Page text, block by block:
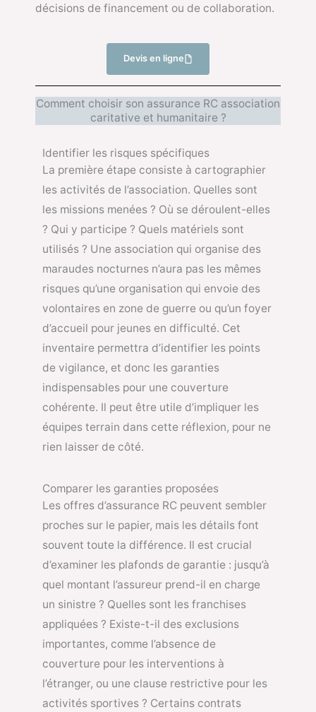
décisions de financement ou de collaboration.
Devis en ligne
Comment choisir son assurance RC association
caritative et humanitaire ?
Identifier les risques spécifiques
La première étape consiste à cartographier
les activités de l’association. Quelles sont
les missions menées ? Où se déroulent-elles
? Qui y participe ? Quels matériels sont
utilisés ? Une association qui organise des
maraudes nocturnes n’aura pas les mêmes
risques qu’une organisation qui envoie des
volontaires en zone de guerre ou qu’un foyer
d’accueil pour jeunes en difficulté. Cet
inventaire permettra d’identifier les points
de vigilance, et donc les garanties
indispensables pour une couverture
cohérente. Il peut être utile d’impliquer les
équipes terrain dans cette réflexion, pour ne
rien laisser de côté.
Comparer les garanties proposées
Les offres d’assurance RC peuvent sembler
proches sur le papier, mais les détails font
souvent toute la différence. Il est crucial
d’examiner les plafonds de garantie : jusqu’à
quel montant l’assureur prend-il en charge
un sinistre ? Quelles sont les franchises
appliquées ? Existe-t-il des exclusions
importantes, comme l’absence de
couverture pour les interventions à
l’étranger, ou une clause restrictive pour les
activités sportives ? Certains contrats